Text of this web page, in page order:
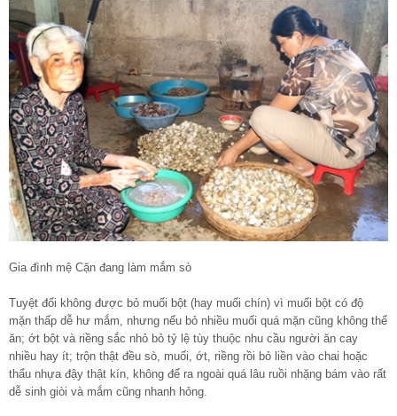
Gia đình mệ Cặn đang làm mắm sò
Tuyệt đối không được bỏ muối bột (hay muối chín) vì muối bột có độ
mặn thấp dễ hư mắm, nhưng nếu bỏ nhiều muối quá mặn cũng không thể
ăn; ớt bột và riềng sắc nhỏ bỏ tỷ lệ tùy thuộc nhu cầu người ăn cay
nhiều hay ít; trộn thật đều sò, muối, ớt, riềng rồi bỏ liền vào chai hoặc
thẩu nhựa đậy thật kín, không để ra ngoài quá lâu ruồi nhặng bám vào rất
dễ sinh giòi và mắm cũng nhanh hỏng.